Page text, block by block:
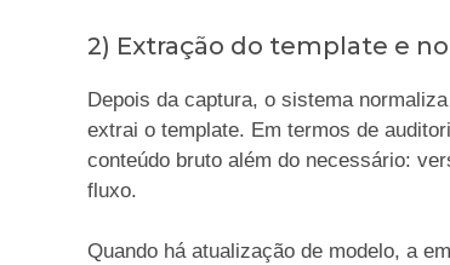
2) Extração do template e
Depois da captura, o sistema
extrai o template. Em termos de
conteúdo bruto além do necessário:
fluxo.
Quando há atualização de modelo, a